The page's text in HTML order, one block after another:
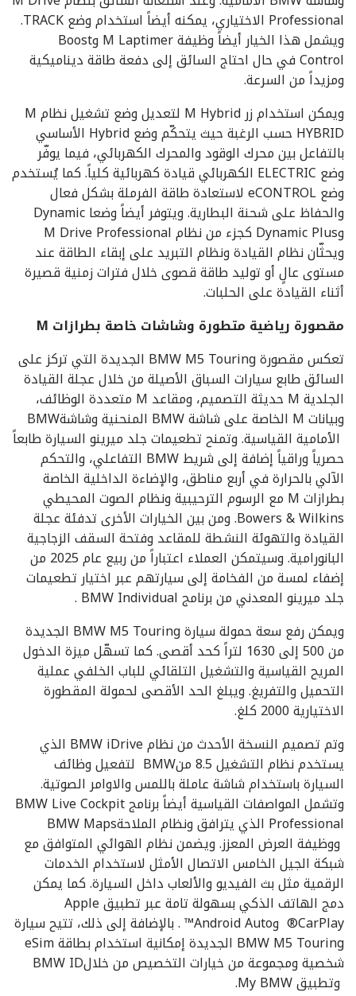
Professional الاختياري، يمكنه أيضاً استخدام وضع TRACK.
ويشمل هذا الخيار أيضاً وظيفة M Laptimer وBoost
Control في حال احتاج السائق إلى دفعة طاقة ديناميكية
ومزيداً من السرعة.
ويمكن استخدام زر M Hybrid لتعديل وضع تشغيل نظام M
HYBRID حسب الرغبة حيث يتحكّم وضع Hybrid الأساسي
بالتفاعل بين محرك الوقود والمحرك الكهربائي، فيما يوفّر
وضع ELECTRIC الكهربائي قيادة كهربائية كلياً. كما يُستخدم
وضع eCONTROL لاستعادة طاقة الفرملة بشكل فعال
والحفاظ على شحنة البطارية. ويتوفر أيضاً وضعا Dynamic
وDynamic Plus كجزء من نظام M Drive Professional
ويحثّان نظام القيادة ونظام التبريد على إبقاء الطاقة عند
مستوى عالٍ أو توليد طاقة قصوى خلال فترات زمنية قصيرة
أثناء القيادة على الحلبات.
مقصورة رياضية متطورة وشاشات خاصة بطرازات M
تعكس مقصورة BMW M5 Touring الجديدة التي تركز على
السائق طابع سيارات السباق الأصيلة من خلال عجلة القيادة
الجلدية M حديثة التصميم، ومقاعد M متعددة الوظائف،
وبيانات M الخاصة على شاشة BMW المنحنية وشاشةBMW
الأمامية القياسية. وتمنح تطعيمات جلد ميرينو السيارة طابعاً
حصرياً وراقياً إضافة إلى شريط BMW التفاعلي، والتحكم
الآلي بالحرارة في أربع مناطق، والإضاءة الداخلية الخاصة
بطرازات M مع الرسوم الترحيبية ونظام الصوت المحيطي
Bowers & Wilkins. ومن بين الخيارات الأخرى تدفئة عجلة
القيادة والتهوئة النشطة للمقاعد وفتحة السقف الزجاجية
البانورامية. وسيتمكن العملاء اعتباراً من ربيع عام 2025 من
إضفاء لمسة من الفخامة إلى سيارتهم عبر اختيار تطعيمات
جلد ميرينو المعدني من برنامج BMW Individual .
ويمكن رفع سعة حمولة سيارة BMW M5 Touring الجديدة
من 500 إلى 1630 لتراً كحد أقصى. كما تسهّل ميزة الدخول
المريح القياسية والتشغيل التلقائي للباب الخلفي عملية
التحميل والتفريغ. ويبلغ الحد الأقصى لحمولة المقطورة
الاختيارية 2000 كلغ.
وتم تصميم النسخة الأحدث من نظام BMW iDrive الذي
يستخدم نظام التشغيل 8.5 منBMW لتفعيل وظائف
السيارة باستخدام شاشة عاملة باللمس والاوامر الصوتية.
وتشمل المواصفات القياسية أيضاً برنامج BMW Live Cockpit
Professional الذي يترافق ونظام الملاحةBMW Maps
ووظيفة العرض المعزز. ويضمن نظام الهوائي المتوافق مع
شبكة الجيل الخامس الاتصال الأمثل لاستخدام الخدمات
الرقمية مثل بث الفيديو والألعاب داخل السيارة. كما يمكن
دمج الهاتف الذكي بسهولة تامة عبر تطبيق Apple
CarPlay® وAndroid Auto™ . بالإضافة إلى ذلك، تتيح سيارة
BMW M5 Touring الجديدة إمكانية استخدام بطاقة eSim
شخصية ومجموعة من خيارات التخصيص من خلالBMW ID
وتطبيق My BMW.